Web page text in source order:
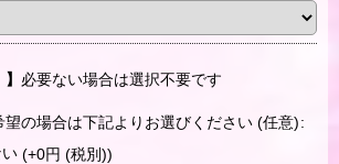
必要ない場合は選択不要です
望の場合は下記よりお選びください (任意):
(+0円 (税別))